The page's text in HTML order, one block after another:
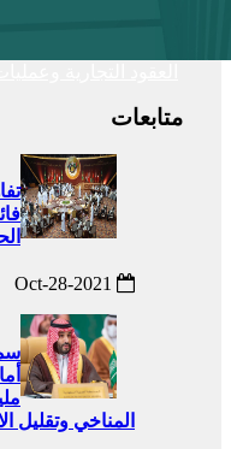
متابعات
المناخي وتقليل